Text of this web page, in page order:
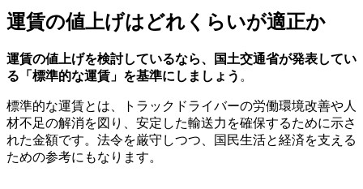
運賃の値上げはどれくらいが適正か
運賃の値上げを検討しているなら、国土交通省が発表してい
る「標準的な運賃」を基準にしましょう 。
標準的な運賃とは、トラックドライバーの労働環境改善や人
材不足の解消を図り、安定した輸送力を確保するために示さ
れた金額です。法令を厳守しつつ、国民生活と経済を支える
ための参考にもなります。